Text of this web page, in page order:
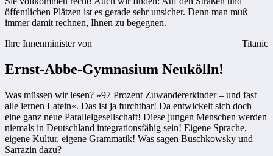
öffentlichen Plätzen ist es gerade sehr unsicher. Denn man muß
immer damit rechnen, Ihnen zu begegnen.
Ihre Innenminister von
Titanic
Ernst-Abbe-Gymnasium Neukölln!
Was müssen wir lesen? »97 Prozent Zuwandererkinder – und fast
alle lernen Latein«. Das ist ja furchtbar! Da entwickelt sich doch
eine ganz neue Parallelgesellschaft! Diese jungen Menschen werden
niemals in Deutschland integrationsfähig sein! Eigene Sprache,
eigene Kultur, eigene Grammatik! Was sagen Buschkowsky und
Sarrazin dazu?